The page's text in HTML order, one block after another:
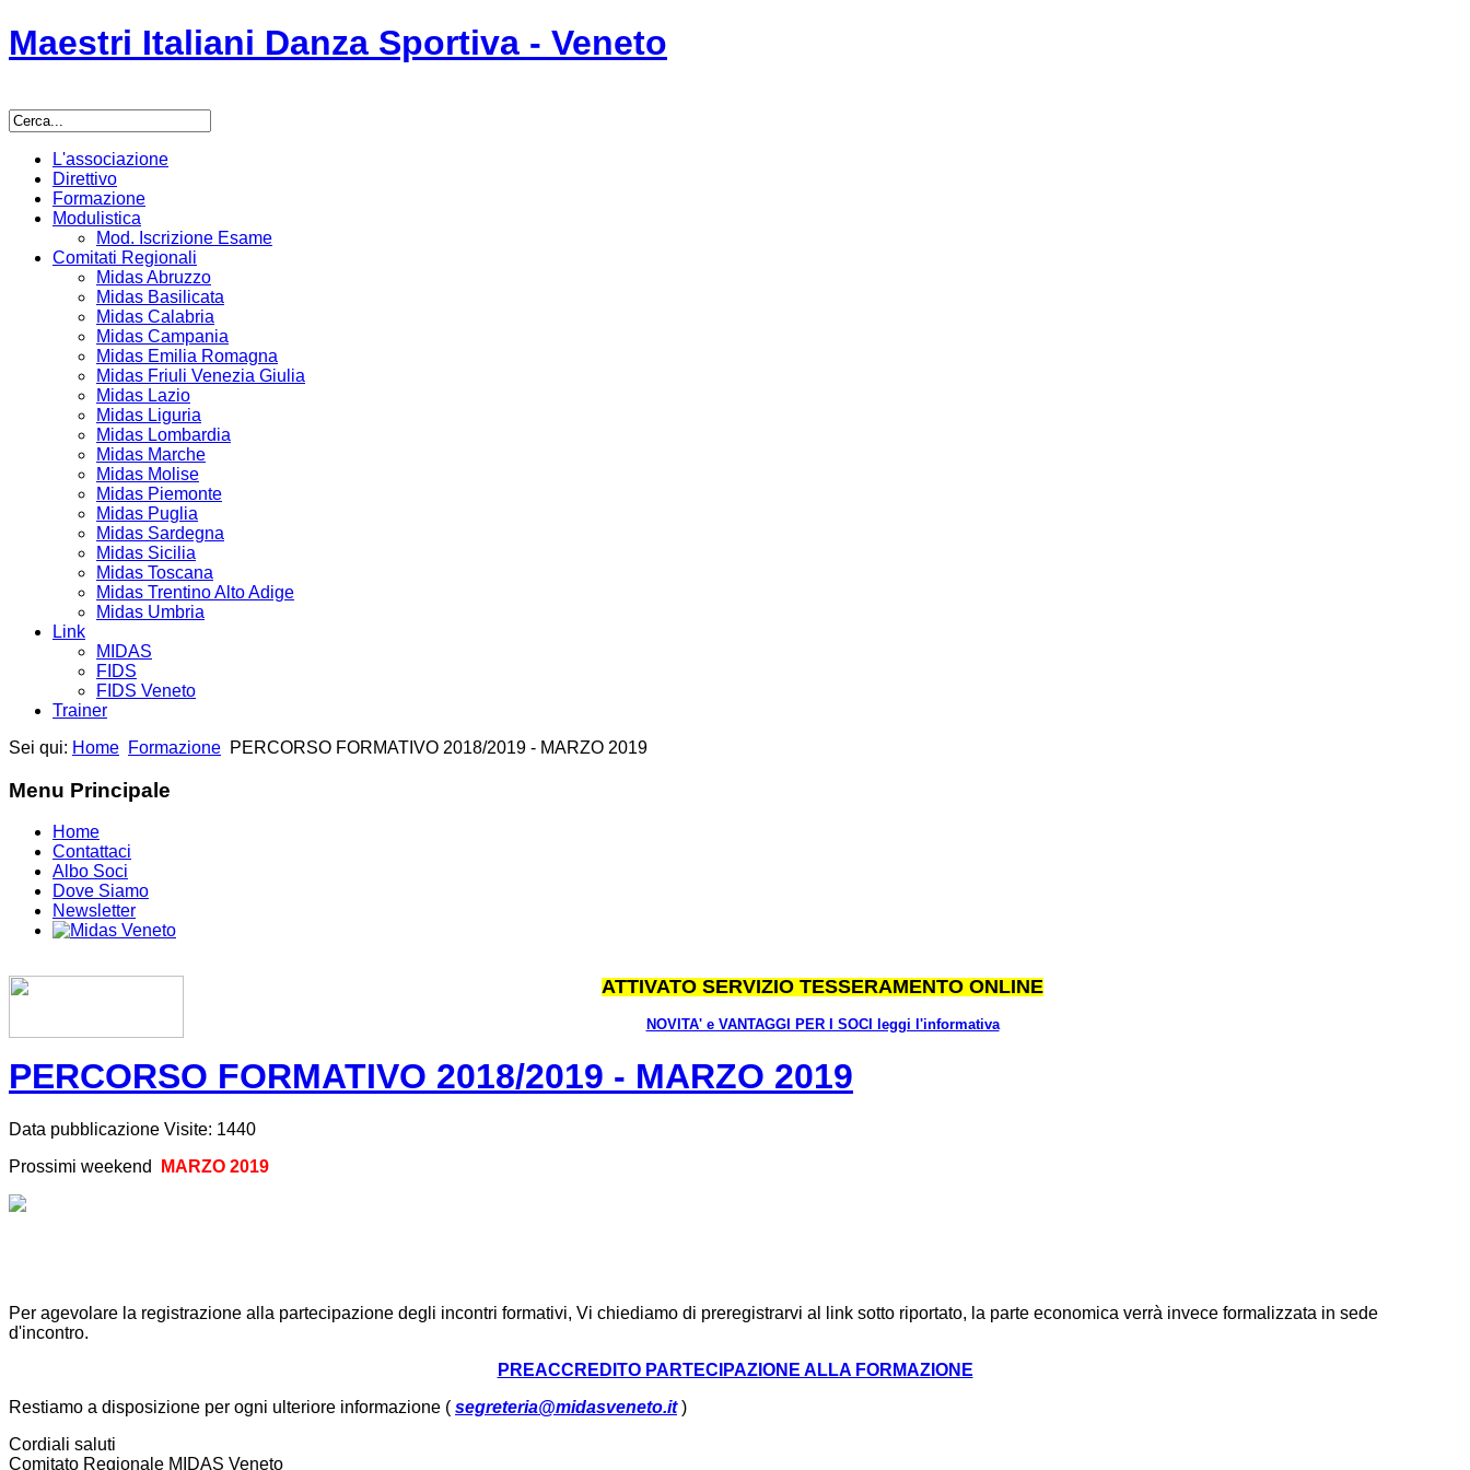
Maestri Italiani Danza Sportiva - Veneto
L'associazione
Direttivo
Formazione
Modulistica
Mod. Iscrizione Esame
Comitati Regionali
Midas Abruzzo
Midas Basilicata
Midas Calabria
Midas Campania
Midas Emilia Romagna
Midas Friuli Venezia Giulia
Midas Lazio
Midas Liguria
Midas Lombardia
Midas Marche
Midas Molise
Midas Piemonte
Midas Puglia
Midas Sardegna
Midas Sicilia
Midas Toscana
Midas Trentino Alto Adige
Midas Umbria
Link
MIDAS
FIDS
FIDS Veneto
Trainer
Sei qui: Home Formazione PERCORSO FORMATIVO 2018/2019 - MARZO 2019
Menu Principale
Home
Contattaci
Albo Soci
Dove Siamo
Newsletter
ATTIVATO SERVIZIO TESSERAMENTO ONLINE
NOVITA' e VANTAGGI PER I SOCI leggi l'informativa
PERCORSO FORMATIVO 2018/2019 - MARZO 2019
Data pubblicazione Visite: 1440
Prossimi weekend
MARZO 2019
Per agevolare la registrazione alla partecipazione degli incontri formativi, Vi chiediamo di preregistrarvi al link sotto riportato, la parte economica verrà invece formalizzata in sede
d'incontro.
PREACCREDITO PARTECIPAZIONE ALLA FORMAZIONE
Restiamo a disposizione per ogni ulteriore informazione ( segreteria@midasveneto.it )
Cordiali saluti
Comitato Regionale MIDAS Veneto